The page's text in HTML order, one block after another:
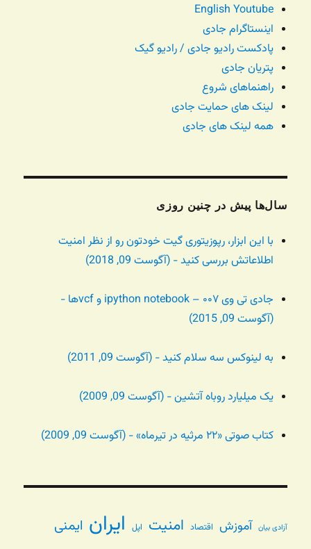
English Youtube
اینستاگرام جادی
پادکست رادیو جادی / رادیو گیک
پتریان جادی
راهنماهای شروع
لینک های حمایت جادی
همه لینک های جادی
سال‌ها پیش در چنین روزی
با این ابزار، رپوزیتوری گیت خودتون رو از نظر امنیت
اطلاعاتش بررسی کنید - (آگوست 09, 2018)
جادی تی وی ۰۰۷ – ipython notebook و vcfها -
(آگوست 09, 2015)
به لینوکس سه سلام کنید - (آگوست 09, 2011)
یک میلیارد روباه آتشین - (آگوست 09, 2009)
کتاب صوتی «۲۲ مرثیه در تیرماه» - (آگوست 09, 2009)
آزادی بیان آموزش اقتصاد امنیت اپل ایران ایمنی